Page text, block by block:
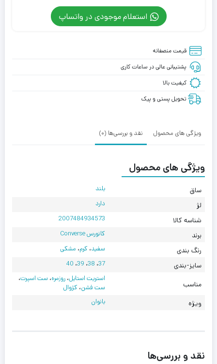
آل
استار
کانورس
سفید
Converse
All
Black
White
استعلام موجودی در واتساپ
قیمت منصفانه
پشتیبانی عالی در ساعات کاری
کیفیت بالا
تحویل پستی و پیک
ویژگی های محصول نقد و بررسی‌ها (0)
ویژگی های محصول
ساق بلند
لژ دارد
شناسه کالا 2007484934573
برند کانورس Converse
رنگ بندی سفید، کرم، مشکی
سایز-بندی 37، 38، 39، 40
مناسب
استریت استایل،روزمره،ست اسپرت،
ست فشن، کژوال
ویژه بانوان
نقد و بررسی‌ها